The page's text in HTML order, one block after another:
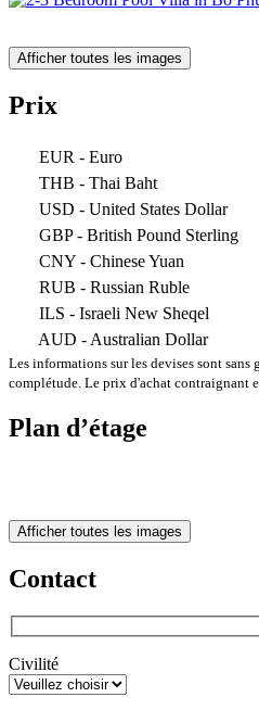
Afficher toutes les images
Prix
EUR - Euro
THB - Thai Baht
USD - United States Dollar
GBP- British Pound Sterling
CNY - Chinese Yuan
RUB - Russian Ruble
ILS - Israeli New Sheqel
AUD - Australian Dollar
Les informations sur les devises sont sans
complétude. Le prix d'achat contraignant
Plan d’étage
Afficher toutes les images
Contact
Civilité